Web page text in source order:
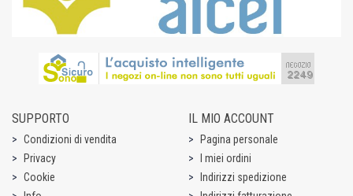
SUPPORTO
Condizioni di vendita
Privacy
Cookie
IL MIO ACCOUNT
Pagina personale
I miei ordini
Indirizzi spedizione